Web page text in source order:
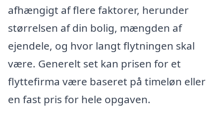
afhængigt af flere faktorer, herunder
størrelsen af din bolig, mængden af
ejendele, og hvor langt flytningen skal
være. Generelt set kan prisen for et
flyttefirma være baseret på timeløn eller
en fast pris for hele opgaven.